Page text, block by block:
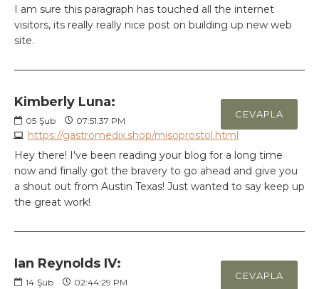
I am sure this paragraph has touched all the internet
visitors, its really really nice post on building up new web
site.
Kimberly Luna:
05 Şub 07:51:37 PM
https://gastromedix.shop/misoprostol.html
CEVAPLA
Hey there! I've been reading your blog for a long time
now and finally got the bravery to go ahead and give you
a shout out from Austin Texas! Just wanted to say keep up
the great work!
Ian Reynolds IV:
14 Şub 02:44:29 PM
CEVAPLA